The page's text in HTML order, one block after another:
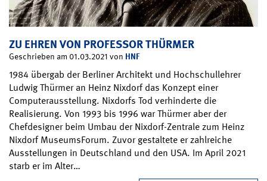
ZU EHREN VON PROFESSOR THÜRMER
Geschrieben am 01.03.2021 von HNF
1984 übergab der Berliner Architekt und Hochschullehrer
Ludwig Thürmer an Heinz Nixdorf das Konzept einer
Computerausstellung. Nixdorfs Tod verhinderte die
Realisierung. Von 1993 bis 1996 war Thürmer aber der
Chefdesigner beim Umbau der Nixdorf-Zentrale zum Heinz
Nixdorf MuseumsForum. Zuvor gestaltete er zahlreiche
Ausstellungen in Deutschland und den USA. Im April 2021
starb er im Alter…